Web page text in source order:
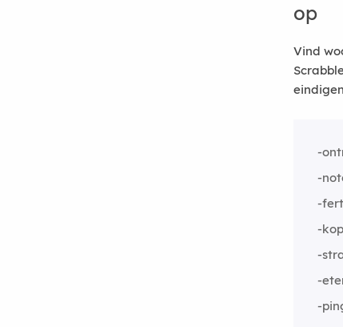
op
Vind
-
-
-fert
-kop
-
-
-